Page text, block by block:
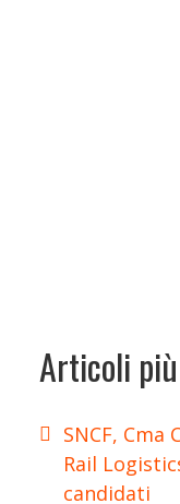
Articoli
SNCF,
Rail
candidati